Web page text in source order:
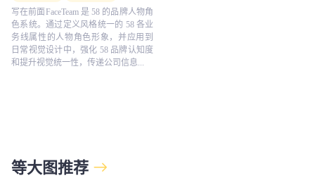
写在前面FaceTeam 是 58 的品牌人物角
色系统。通过定义风格统一的 58 各业
务线属性的人物角色形象，并应用到
日常视觉设计中，强化 58 品牌认知度
和提升视觉统一性，传递公司信息...
等大图推荐